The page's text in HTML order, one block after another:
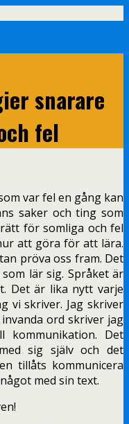
snarare
fel
var fel en gång kan
saker och ting som
för somliga och fel
att göra för att lära.
pröva oss fram. Det
lär sig. Språket är
Det är lika nytt varje
vi skriver. Jag skriver
ord skriver jag
kommunikation. Det
sig själv och det
tillåts kommunicera
med sin text.